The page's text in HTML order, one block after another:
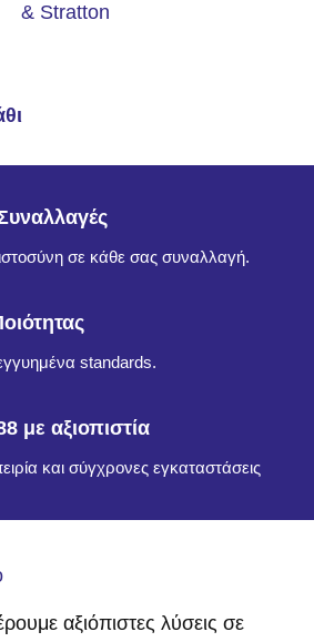
σε κάθε σας συναλλαγή.
standards.
με αξιοπιστία
και σύγχρονες εγκαταστάσεις
αξιόπιστες λύσεις σε